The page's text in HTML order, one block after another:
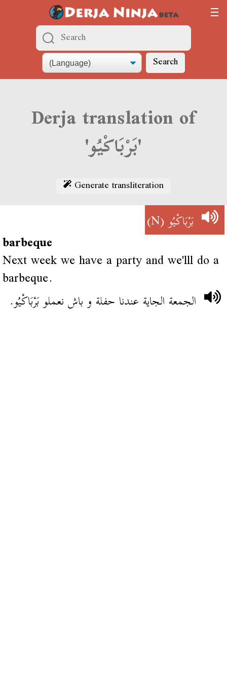
Search
Derja translation of
'بَرْبَاكْيُو'
Generate transliteration
بَرْبَاكْيُو(N)
barbeque
Next week we have a party and we'lll do a
barbeque.
الجمعة الجاية عندنا حفلة و باش نعملو بَرْبَاكْيُو.